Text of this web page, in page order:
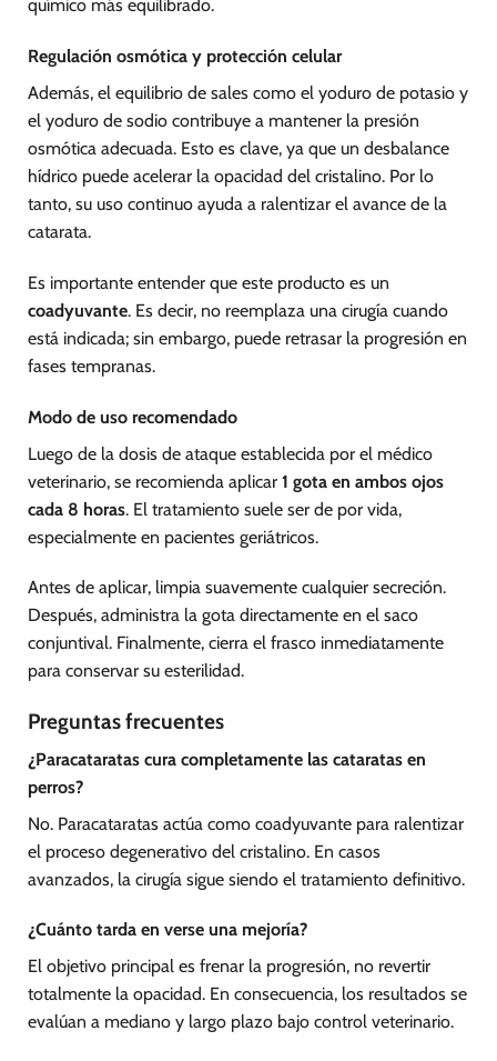
químico más equilibrado.
Regulación osmótica y protección celular
Además, el equilibrio de sales como el yoduro de potasio y
el yoduro de sodio contribuye a mantener la presión
osmótica adecuada. Esto es clave, ya que un desbalance
hídrico puede acelerar la opacidad del cristalino. Por lo
tanto, su uso continuo ayuda a ralentizar el avance de la
catarata.
Es importante entender que este producto es un
coadyuvante. Es decir, no reemplaza una cirugía cuando
está indicada; sin embargo, puede retrasar la progresión en
fases tempranas.
Modo de uso recomendado
Luego de la dosis de ataque establecida por el médico
veterinario, se recomienda aplicar 1 gota en ambos ojos
cada 8 horas. El tratamiento suele ser de por vida,
especialmente en pacientes geriátricos.
Antes de aplicar, limpia suavemente cualquier secreción.
Después, administra la gota directamente en el saco
conjuntival. Finalmente, cierra el frasco inmediatamente
para conservar su esterilidad.
Preguntas frecuentes
¿Paracataratas cura completamente las cataratas en
perros?
No. Paracataratas actúa como coadyuvante para ralentizar
el proceso degenerativo del cristalino. En casos
avanzados, la cirugía sigue siendo el tratamiento definitivo.
¿Cuánto tarda en verse una mejoría?
El objetivo principal es frenar la progresión, no revertir
totalmente la opacidad. En consecuencia, los resultados se
evalúan a mediano y largo plazo bajo control veterinario.